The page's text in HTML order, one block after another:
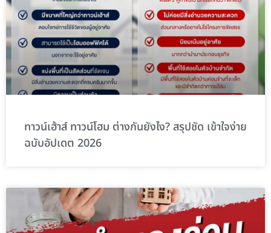
ทาวน์เฮ้าส์ ทาวน์โฮม ต่างกันยังไง? สรุปชัด เข้าใจง่าย
ฉบับอัปเดต 2026